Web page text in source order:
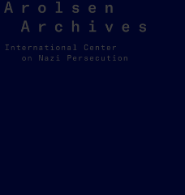
Arolsen
Archives